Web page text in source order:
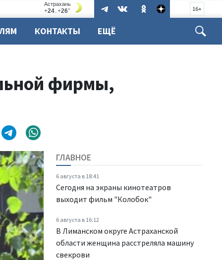
16+
КОНТАКТЫ ЕЩЁ
фирмы,
ГЛАВНОЕ
6 августа в 18:41
Сегодня на экраны кинотеатров
выходит фильм "Колобок"
6 августа в 16:12
В Лиманском округе Астраханской
области женщина расстреляла машину
свекрови